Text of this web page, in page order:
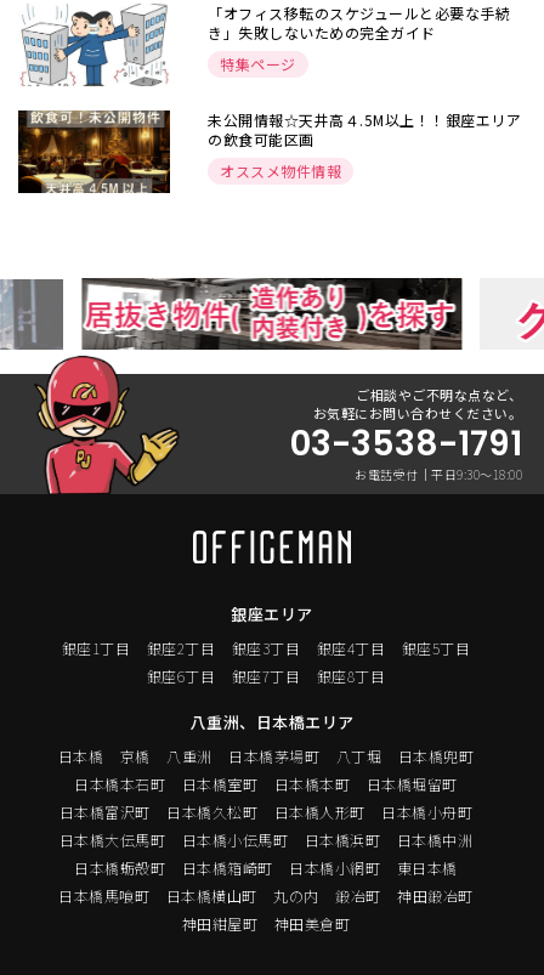
「オフィス移転のスケジュールと必要な手続
き」失敗しないための完全ガイド
特集ページ
未公開情報☆天井高４.5M以上！！銀座エリア
の飲食可能区画
オススメ物件情報
ご相談やご不明な点など、
お気軽にお問い合わせください。
03-3538-1791
お電話受付｜平日9:30〜18:00
銀座エリア
銀座1丁目 銀座2丁目 銀座3丁目 銀座4丁目
銀座5丁目
銀座6丁目
銀座7丁目 銀座8丁目
八重洲、日本橋エリア
日本橋 京橋 八重洲 日本橋茅場町 八丁堀
日本橋兜町
日本橋本石町
日本橋室町 日本橋本町
日本橋堀留町
日本橋富沢町
日本橋久松町 日本橋人形町
日本橋小舟町
日本橋大伝馬町
日本橋小伝馬町 日本橋浜町
日本橋中洲
日本橋蛎殻町
日本橋箱崎町 日本橋小網町
東日本橋
日本橋馬喰町
日本橋横山町 丸の内 鍛冶町
神田鍛冶町
神田紺屋町
神田美倉町